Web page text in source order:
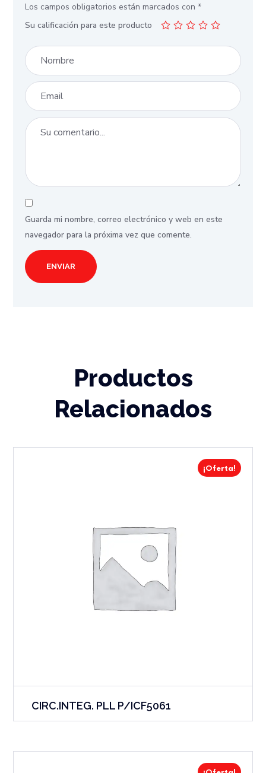
Los campos obligatorios están marcados con*
Guarda mi nombre, correo electrónico y web en este
navegador para la próxima vez que comente.
Su calificación para este producto
Productos
Relacionados
¡Oferta!
CIRC.INTEG. PLL P/ICF5061